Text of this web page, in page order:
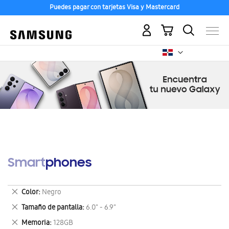
Puedes pagar con tarjetas Visa y Mastercard
Mi carrito
Smartphones
Color Negro
Eliminar
este
artículo
Tamaño de pantalla 6.0" - 6.9"
Eliminar
este
Memoria 128GB
Eliminar